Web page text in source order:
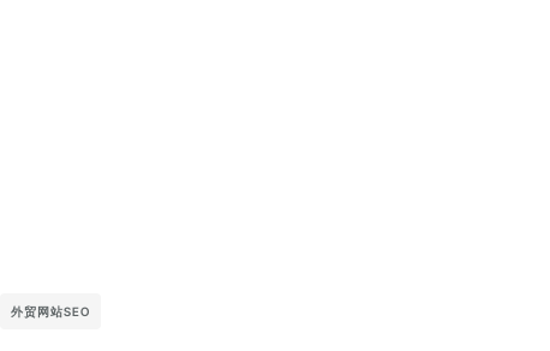
外贸网站SEO